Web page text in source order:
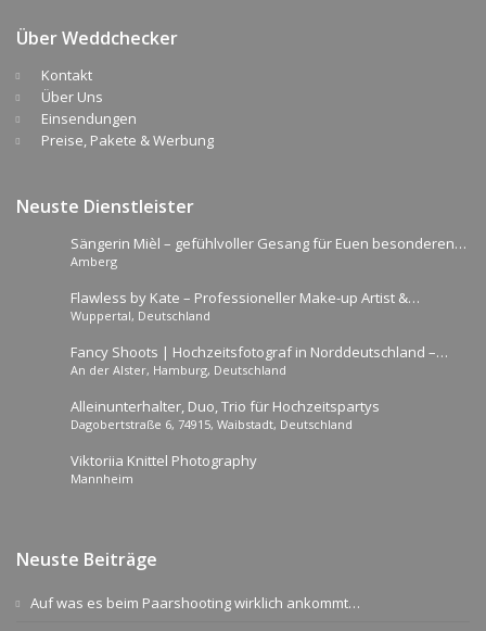
Über Weddchecker
Kontakt
Über Uns
Einsendungen
Preise, Pakete & Werbung
Neuste Dienstleister
Sängerin Mièl – gefühlvoller Gesang für Euen besonderen
Moment!
Amberg
Flawless by Kate – Professioneller Make-up Artist &
Hairstylist
Wuppertal, Deutschland
Fancy Shoots | Hochzeitsfotograf in Norddeutschland –
Hochzeitsfotografie mit Liebe!
An der Alster, Hamburg, Deutschland
Alleinunterhalter, Duo, Trio für Hochzeitspartys
Dagobertstraße 6, 74915, Waibstadt, Deutschland
Viktoriia Knittel Photography
Mannheim
Neuste Beiträge
Auf was es beim Paarshooting wirklich ankommt…